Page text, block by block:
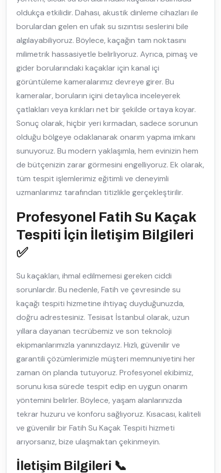
oldukça etkilidir. Dahası, akustik dinleme cihazları ile
borulardan gelen en ufak su sızıntısı seslerini bile
algılayabiliyoruz. Böylece, kaçağın tam noktasını
milimetrik hassasiyetle belirliyoruz. Ayrıca, pimaş ve
gider borularındaki kaçaklar için kanal içi
görüntüleme kameralarımız devreye girer. Bu
kameralar, boruların içini detaylıca inceleyerek
çatlakları veya kırıkları net bir şekilde ortaya koyar.
Sonuç olarak, hiçbir yeri kırmadan, sadece sorunun
olduğu bölgeye odaklanarak onarım yapma imkanı
sunuyoruz. Bu modern yaklaşımla, hem evinizin hem
de bütçenizin zarar görmesini engelliyoruz. Ek olarak,
tüm tespit işlemlerimiz eğitimli ve deneyimli
uzmanlarımız tarafından titizlikle gerçekleştirilir.
Profesyonel Fatih Su Kaçak
Tespiti İçin İletişim Bilgileri
✅
Su kaçakları, ihmal edilmemesi gereken ciddi
sorunlardır. Bu nedenle, Fatih ve çevresinde su
kaçağı tespiti hizmetine ihtiyaç duyduğunuzda,
doğru adrestesiniz. Tesisat İstanbul olarak, uzun
yıllara dayanan tecrübemiz ve son teknoloji
ekipmanlarımızla yanınızdayız. Hızlı, güvenilir ve
garantili çözümlerimizle müşteri memnuniyetini her
zaman ön planda tutuyoruz. Profesyonel ekibimiz,
sorunu kısa sürede tespit edip en uygun onarım
yöntemini belirler. Böylece, yaşam alanlarınızda
tekrar huzuru ve konforu sağlıyoruz. Kısacası, kaliteli
ve güvenilir bir Fatih Su Kaçak Tespiti hizmeti
arıyorsanız, bize ulaşmaktan çekinmeyin.
İletişim Bilgileri 📞